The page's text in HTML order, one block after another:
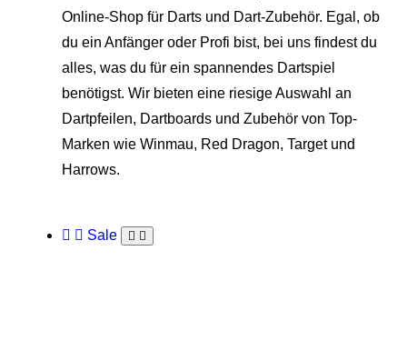
Online-Shop für Darts und Dart-Zubehör. Egal, ob
du ein Anfänger oder Profi bist, bei uns findest du
alles, was du für ein spannendes Dartspiel
benötigst. Wir bieten eine riesige Auswahl an
Dartpfeilen, Dartboards und Zubehör von Top-
Marken wie Winmau, Red Dragon, Target und
Harrows.
Sale